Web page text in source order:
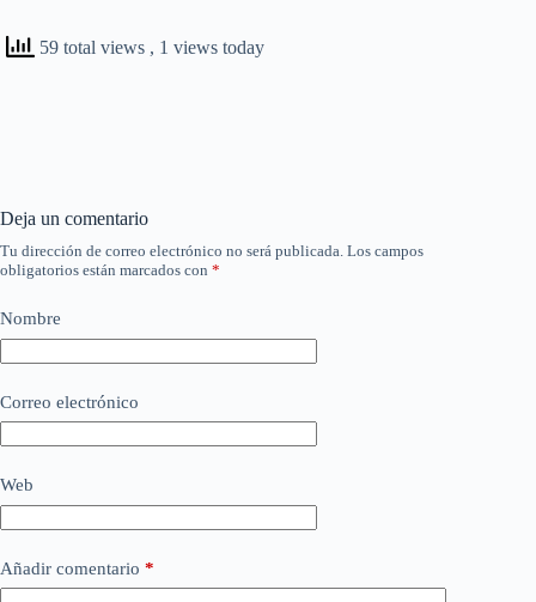
59 total views , 1 views today
Deja un comentario
Tu dirección de correo electrónico no será publicada. Los campos
obligatorios están marcados con *
Nombre
Correo electrónico
Web
Añadir comentario *